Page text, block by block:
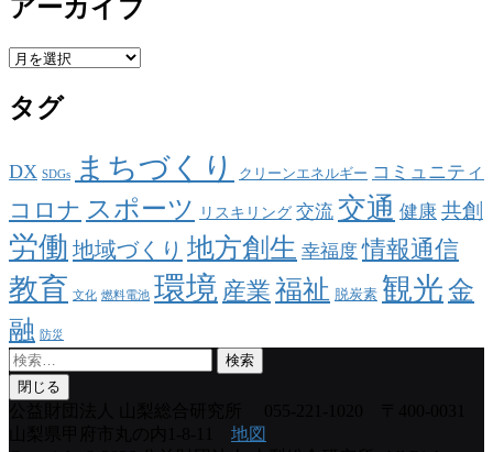
アーカイブ
ア
カ
イ
タグ
DX SDGs まちづくり クリーンエネルギー コミュニティ
コロナ スポーツ リスキリング 交流 交通 健康 共創
労働 地域づくり 地方創生 幸福度 情報通信
教育 文化 燃料電池 環境 産業 福祉 脱炭素 観光金
融
防災
検
索:閉じる
地図